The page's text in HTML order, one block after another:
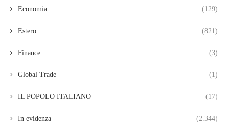
Economia (129)
Estero (821)
Finance (3)
Global Trade (1)
IL POPOLO ITALIANO (17)
In evidenza (2.344)